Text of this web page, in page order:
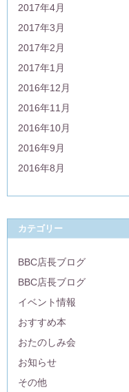
2017年4月
2017年3月
2017年2月
2017年1月
2016年12月
2016年11月
2016年10月
2016年9月
2016年8月
カテゴリー
BBC店長ブログ
BBC店長ブログ
イベント情報
おすすめ本
おたのしみ会
お知らせ
その他